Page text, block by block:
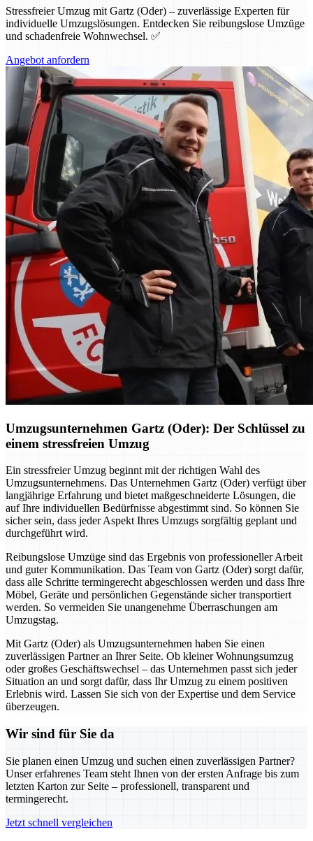
Stressfreier Umzug mit Gartz (Oder) – zuverlässige Experten für
individuelle Umzugslösungen. Entdecken Sie reibungslose Umzüge
und schadenfreie Wohnwechsel. ✅
Angebot anfordern
Umzugsunternehmen Gartz (Oder): Der Schlüssel zu
einem stressfreien Umzug
Ein stressfreier Umzug beginnt mit der richtigen Wahl des
Umzugsunternehmens. Das Unternehmen Gartz (Oder) verfügt über
langjährige Erfahrung und bietet maßgeschneiderte Lösungen, die
auf Ihre individuellen Bedürfnisse abgestimmt sind. So können Sie
sicher sein, dass jeder Aspekt Ihres Umzugs sorgfältig geplant und
durchgeführt wird.
Reibungslose Umzüge sind das Ergebnis von professioneller Arbeit
und guter Kommunikation. Das Team von Gartz (Oder) sorgt dafür,
dass alle Schritte termingerecht abgeschlossen werden und dass Ihre
Möbel, Geräte und persönlichen Gegenstände sicher transportiert
werden. So vermeiden Sie unangenehme Überraschungen am
Umzugstag.
Mit Gartz (Oder) als Umzugsunternehmen haben Sie einen
zuverlässigen Partner an Ihrer Seite. Ob kleiner Wohnungsumzug
oder großes Geschäftswechsel – das Unternehmen passt sich jeder
Situation an und sorgt dafür, dass Ihr Umzug zu einem positiven
Erlebnis wird. Lassen Sie sich von der Expertise und dem Service
überzeugen.
Wir sind für Sie da
Sie planen einen Umzug und suchen einen zuverlässigen Partner?
Unser erfahrenes Team steht Ihnen von der ersten Anfrage bis zum
letzten Karton zur Seite – professionell, transparent und
termingerecht.
Jetzt schnell vergleichen